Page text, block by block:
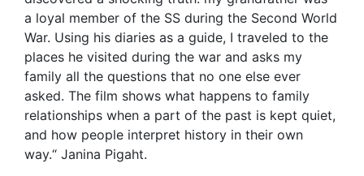
a loyal member of the SS during the Second World
War. Using his diaries as a guide, I traveled to the
places he visited during the war and asks my
family all the questions that no one else ever
asked. The film shows what happens to family
relationships when a part of the past is kept quiet,
and how people interpret history in their own
way.“ Janina Pigaht.